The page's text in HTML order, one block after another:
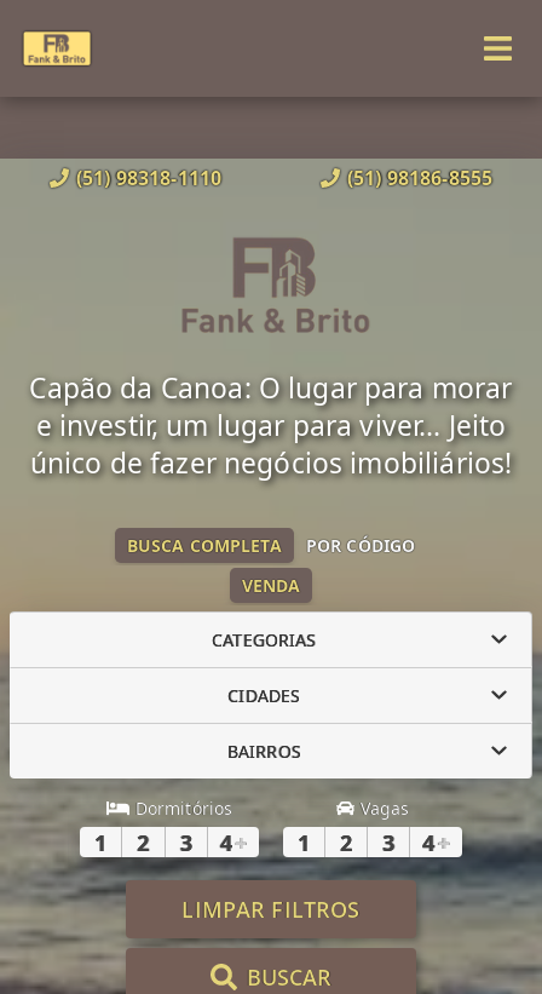
(51) 98318-1110 (51) 98186-8555
Capão da Canoa: O lugar para morar
e investir, um lugar para viver... Jeito
único de fazer negócios imobiliários!
VENDA
BUSCA COMPLETA POR CÓDIGO
CATEGORIAS
CIDADES
BAIRROS
Dormitórios
1 2 3 4+
Vagas
1 2 3 4+
LIMPAR FILTROS
BUSCAR